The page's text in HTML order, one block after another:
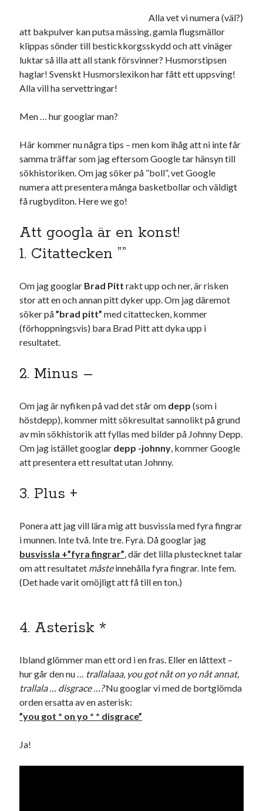
25
26 27 28 29 30
« okt dec »
Kategorier
Kategorier
Etiketter
barnen basket bil corona
död England fest film
historia
Julkalenderfacit
kåseri lifvet Lund mat minne
minnen
nostalgi ord radio recept
sommar
Stockholm svenska tips tåg
USA
Dessa har något gemensamt
Onödiga citattecken
Dessa har något helt annat gemensamt
En amerikansk språkpolis
Fula biblioteksböcker
Egna länkar
Bokstävlar & AI – mitt levebröd. Gå en kurs!
Alla vet vi numera (väl?)
att bakpulver kan putsa mässing, gamla flugsmällor
klippas sönder till bestickkorgsskydd och att vinäger
luktar så illa att all stank försvinner? Husmorstipsen
haglar! Svenskt Husmorslexikon har fått ett uppsving!
Alla vill ha servettringar!
Men … hur googlar man?
Här kommer nu några tips – men kom ihåg att ni inte får
samma träffar som jag eftersom Google tar hänsyn till
sökhistoriken. Om jag söker på ”boll”, vet Google
numera att presentera många basketbollar och väldigt
få rugbyditon. Here we go!
Att googla är en konst!
1. Citattecken ””
Om jag googlar Brad Pitt rakt upp och ner, är risken
stor att en och annan pitt dyker upp. Om jag däremot
söker på”brad pitt” med citattecken, kommer
(förhoppningsvis) bara Brad Pitt att dyka upp i
resultatet.
2. Minus –
Om jag är nyfiken på vad det står om depp (som i
höstdepp), kommer mitt sökresultat sannolikt på grund
av min sökhistorik att fyllas med bilder på Johnny Depp.
Om jag istället googlar depp -johnny, kommer Google
att presentera ett resultat utan Johnny.
3. Plus +
Ponera att jag vill lära mig att busvissla med fyra fingrar
i munnen. Inte två. Inte tre. Fyra. Då googlar jag
busvissla +”fyra fingrar”, där det lilla plustecknet talar
om att resultatet måsteinnehålla fyra fingrar. Inte fem.
(Det hade varit omöjligt att få till en ton.)
4. Asterisk *
Ibland glömmer man ett ord i en fras. Eller en låttext –
hur går den nu … trallalaaa, you got nåt on yo nåt annat,
trallala … disgrace …?Nu googlar vi med de bortglömda
orden ersatta av en asterisk:
”you got * on yo * * disgrace”
Ja!